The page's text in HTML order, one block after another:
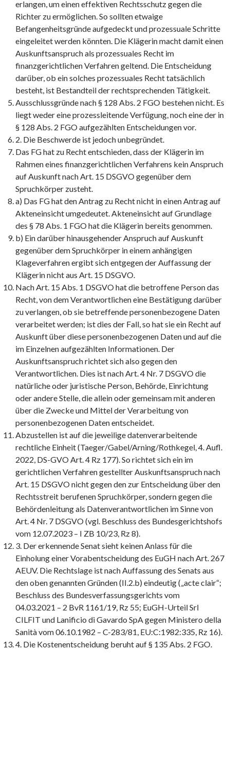
erlangen, um einen effektiven Rechtsschutz gegen die
Richter zu ermöglichen. So sollten etwaige
Befangenheitsgründe aufgedeckt und prozessuale Schritte
eingeleitet werden könnten. Die Klägerin macht damit einen
Auskunftsanspruch als prozessuales Recht im
finanzgerichtlichen Verfahren geltend. Die Entscheidung
darüber, ob ein solches prozessuales Recht tatsächlich
besteht, ist Bestandteil der rechtsprechenden Tätigkeit.
Ausschlussgründe nach § 128 Abs. 2 FGO bestehen nicht. Es
liegt weder eine prozessleitende Verfügung, noch eine der in
§ 128 Abs. 2 FGO aufgezählten Entscheidungen vor.
2. Die Beschwerde ist jedoch unbegründet.
Das FG hat zu Recht entschieden, dass der Klägerin im
Rahmen eines finanzgerichtlichen Verfahrens kein Anspruch
auf Auskunft nach Art. 15 DSGVO gegenüber dem
Spruchkörper zusteht.
a) Das FG hat den Antrag zu Recht nicht in einen Antrag auf
Akteneinsicht umgedeutet. Akteneinsicht auf Grundlage
des § 78 Abs. 1 FGO hat die Klägerin bereits genommen.
b) Ein darüber hinausgehender Anspruch auf Auskunft
gegenüber dem Spruchkörper in einem anhängigen
Klageverfahren ergibt sich entgegen der Auffassung der
Klägerin nicht aus Art. 15 DSGVO.
Nach Art. 15 Abs. 1 DSGVO hat die betroffene Person das
Recht, von dem Verantwortlichen eine Bestätigung darüber
zu verlangen, ob sie betreffende personenbezogene Daten
verarbeitet werden; ist dies der Fall, so hat sie ein Recht auf
Auskunft über diese personenbezogenen Daten und auf die
im Einzelnen aufgezählten Informationen. Der
Auskunftsanspruch richtet sich also gegen den
Verantwortlichen. Dies ist nach Art. 4 Nr. 7 DSGVO die
natürliche oder juristische Person, Behörde, Einrichtung
oder andere Stelle, die allein oder gemeinsam mit anderen
über die Zwecke und Mittel der Verarbeitung von
personenbezogenen Daten entscheidet.
Abzustellen ist auf die jeweilige datenverarbeitende
rechtliche Einheit (Taeger/Gabel/Arning/Rothkegel, 4. Aufl.
2022, DS-GVO Art. 4 Rz 177). So richtet sich ein im
gerichtlichen Verfahren gestellter Auskunftsanspruch nach
Art. 15 DSGVO nicht gegen den zur Entscheidung über den
Rechtsstreit berufenen Spruchkörper, sondern gegen die
Behördenleitung als Datenverantwortlichen im Sinne von
Art. 4 Nr. 7 DSGVO (vgl. Beschluss des Bundesgerichtshofs
vom 12.07.2023 – I ZB 10/23, Rz 8).
3. Der erkennende Senat sieht keinen Anlass für die
Einholung einer Vorabentscheidung des EuGH nach Art. 267
AEUV. Die Rechtslage ist nach Auffassung des Senats aus
den oben genannten Gründen (II.2.b) eindeutig („acte clair“;
Beschluss des Bundesverfassungsgerichts vom
04.03.2021 – 2 BvR 1161/19, Rz 55; EuGH-Urteil Srl
CILFIT und Lanificio di Gavardo SpA gegen Ministero della
Sanità vom 06.10.1982 – C-283/81, EU:C:1982:335, Rz 16).
4. Die Kostenentscheidung beruht auf § 135 Abs. 2 FGO.